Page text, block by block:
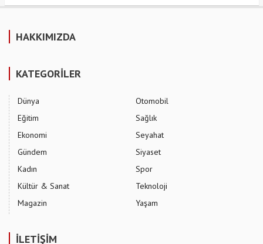
HAKKIMIZDA
KATEGORİLER
Dünya
Eğitim
Ekonomi
Gündem
Kadın
Kültür & Sanat
Magazin
Otomobil
Sağlık
Seyahat
Siyaset
Spor
Teknoloji
Yaşam
İLETİŞİM